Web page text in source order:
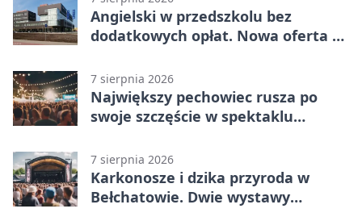
Angielski w przedszkolu bez
dodatkowych opłat. Nowa oferta w
7 sierpnia 2026
Największy pechowiec rusza po
swoje szczęście w spektaklu
7 sierpnia 2026
Karkonosze i dzika przyroda w
Bełchatowie. Dwie wystawy